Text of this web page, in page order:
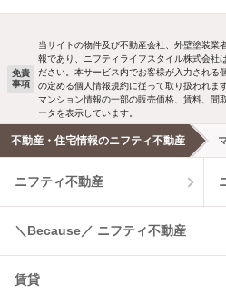
免責
事項
当サイトの物件及び不動産会社、外壁塗装業
報であり、ニフティライフスタイル株式会社
ださい。本サービス内でお客様が入力される
の定める個人情報規約に従って取り扱われます
マンション情報の一部の販売価格、賃料、間
ータを表示しています。
不動産・住宅情報のニフティ不動産
ニフティ不動産
＼Because／ ニフティ不動産
賃貸